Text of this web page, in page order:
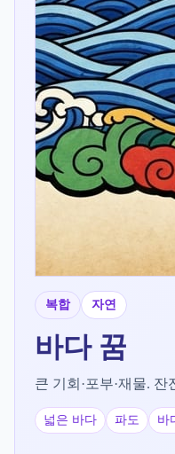
복합 자연
바다꿈
큰 기회·포부·재물.
넓은 바다 파도 바